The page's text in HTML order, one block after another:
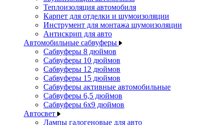
Теплоизоляция автомобиля
Карпет для отделки и шумоизоляции
Инструмент для монтажа шумоизоляции
Антискрип для авто
Автомобильные сабвуферы
Сабвуферы 8 дюймов
Сабвуферы 10 дюймов
Сабвуферы 12 дюймов
Сабвуферы 15 дюймов
Сабвуферы активные автомобильные
Сабвуферы 6,5 дюймов
Сабвуферы 6x9 дюймов
Автосвет
Лампы галогеновые для авто